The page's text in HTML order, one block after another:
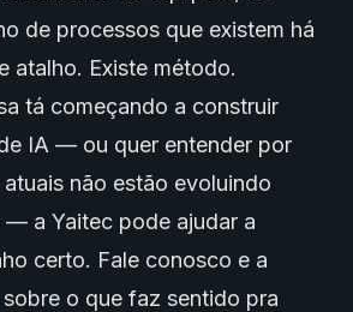
de processos que existem há
atalho. Existe método.
tá começando a construir
IA — ou quer entender por
não estão evoluindo
— a Yaitec pode ajudar a
certo. Fale conosco e a
o que faz sentido pra